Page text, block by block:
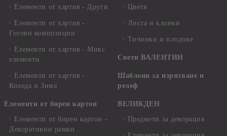
Елементи от хартия - Други
Елементи от хартия -
Готови композиции
Елементи от хартия - Микс
елементи
Елементи от хартия -
Коледа и Зима
Елементи от бирен картон
Елементи от бирен картон -
Декоративни рамки
Цветя
Листа и клонки
Тичинки и плодове
Свети ВАЛЕНТИН
Шаблони за изрязване и
релеф
ВЕЛИКДЕН
Предмети за декорация